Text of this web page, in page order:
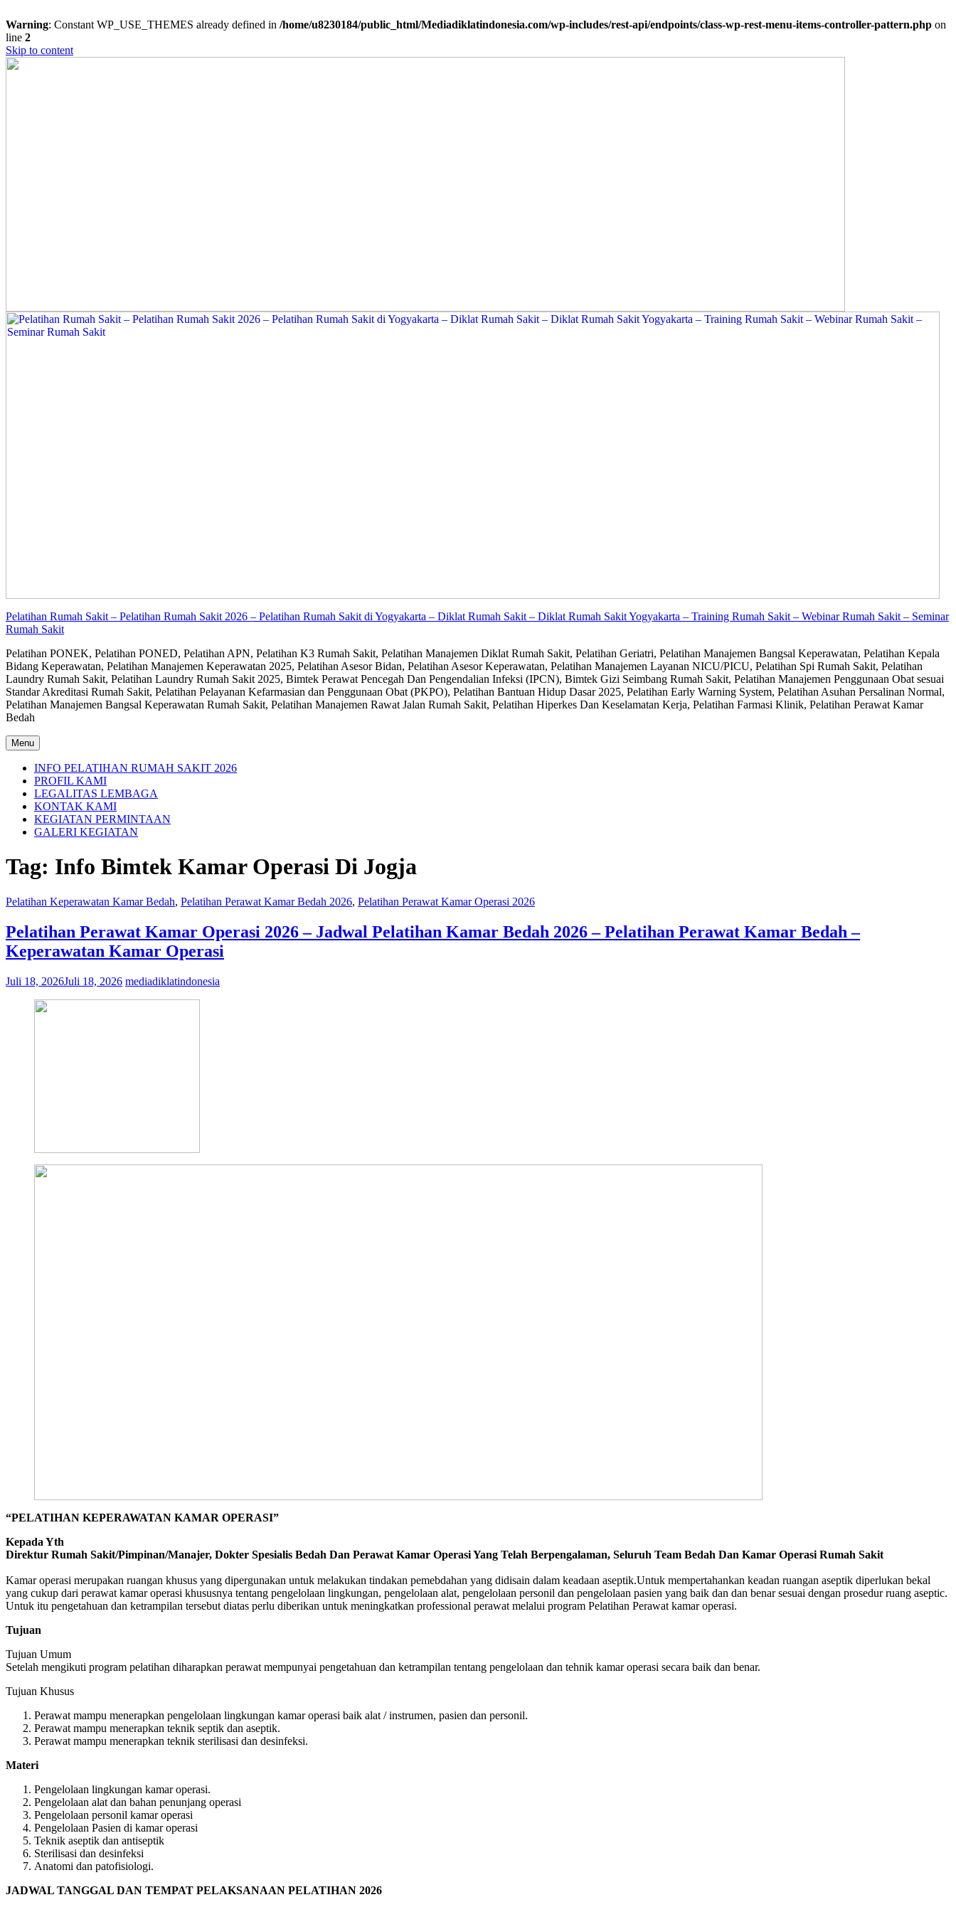
Warning: Constant WP_USE_THEMES already defined in /home/u8230184/public_html/Mediadiklatindonesia.com/wp-includes/rest-api/endpoints/class-wp-rest-menu-items-controller-pattern.php on
line 2
Skip to content
Pelatihan Rumah Sakit – Pelatihan Rumah Sakit 2026 – Pelatihan Rumah Sakit di Yogyakarta – Diklat Rumah Sakit – Diklat Rumah Sakit Yogyakarta – Training Rumah Sakit – Webinar Rumah Sakit – Seminar
Rumah Sakit
Pelatihan PONEK, Pelatihan PONED, Pelatihan APN, Pelatihan K3 Rumah Sakit, Pelatihan Manajemen Diklat Rumah Sakit, Pelatihan Geriatri, Pelatihan Manajemen Bangsal Keperawatan, Pelatihan Kepala
Bidang Keperawatan, Pelatihan Manajemen Keperawatan 2025, Pelatihan Asesor Bidan, Pelatihan Asesor Keperawatan, Pelatihan Manajemen Layanan NICU/PICU, Pelatihan Spi Rumah Sakit, Pelatihan
Laundry Rumah Sakit, Pelatihan Laundry Rumah Sakit 2025, Bimtek Perawat Pencegah Dan Pengendalian Infeksi (IPCN), Bimtek Gizi Seimbang Rumah Sakit, Pelatihan Manajemen Penggunaan Obat sesuai
Standar Akreditasi Rumah Sakit, Pelatihan Pelayanan Kefarmasian dan Penggunaan Obat (PKPO), Pelatihan Bantuan Hidup Dasar 2025, Pelatihan Early Warning System, Pelatihan Asuhan Persalinan Normal,
Pelatihan Manajemen Bangsal Keperawatan Rumah Sakit, Pelatihan Manajemen Rawat Jalan Rumah Sakit, Pelatihan Hiperkes Dan Keselamatan Kerja, Pelatihan Farmasi Klinik, Pelatihan Perawat Kamar
Bedah
Menu
INFO PELATIHAN RUMAH SAKIT 2026
PROFIL KAMI
LEGALITAS LEMBAGA
KONTAK KAMI
KEGIATAN PERMINTAAN
GALERI KEGIATAN
Tag: Info Bimtek Kamar Operasi Di Jogja
Pelatihan Keperawatan Kamar Bedah, Pelatihan Perawat Kamar Bedah 2026, Pelatihan Perawat Kamar Operasi 2026
Pelatihan Perawat Kamar Operasi 2026 – Jadwal Pelatihan Kamar Bedah 2026 – Pelatihan Perawat Kamar Bedah –
Keperawatan Kamar Operasi
Juli 18, 2026Juli 18, 2026 mediadiklatindonesia
“PELATIHAN KEPERAWATAN KAMAR OPERASI”
Kepada Yth
Direktur Rumah Sakit/Pimpinan/Manajer, Dokter Spesialis Bedah Dan Perawat Kamar Operasi Yang Telah Berpengalaman, Seluruh Team Bedah Dan Kamar Operasi Rumah Sakit
Kamar operasi merupakan ruangan khusus yang dipergunakan untuk melakukan tindakan pemebdahan yang didisain dalam keadaan aseptik.Untuk mempertahankan keadan ruangan aseptik diperlukan bekal
yang cukup dari perawat kamar operasi khususnya tentang pengelolaan lingkungan, pengelolaan alat, pengelolaan personil dan pengelolaan pasien yang baik dan dan benar sesuai dengan prosedur ruang aseptic.
Untuk itu pengetahuan dan ketrampilan tersebut diatas perlu diberikan untuk meningkatkan professional perawat melalui program Pelatihan Perawat kamar operasi.
Tujuan
Tujuan Umum
Setelah mengikuti program pelatihan diharapkan perawat mempunyai pengetahuan dan ketrampilan tentang pengelolaan dan tehnik kamar operasi secara baik dan benar.
Tujuan Khusus
Perawat mampu menerapkan pengelolaan lingkungan kamar operasi baik alat / instrumen, pasien dan personil.
Perawat mampu menerapkan teknik septik dan aseptik.
Perawat mampu menerapkan teknik sterilisasi dan desinfeksi.
Materi
Pengelolaan lingkungan kamar operasi.
Pengelolaan alat dan bahan penunjang operasi
Pengelolaan personil kamar operasi
Pengelolaan Pasien di kamar operasi
Teknik aseptik dan antiseptik
Sterilisasi dan desinfeksi
Anatomi dan patofisiologi.
JADWAL TANGGAL DAN TEMPAT PELAKSANAAN PELATIHAN 2026